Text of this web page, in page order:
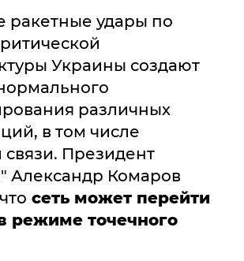
ракетные удары по
Украины создают
различных
в том числе
Президент
Александр Комаров
сеть может перейти
режиме точечного